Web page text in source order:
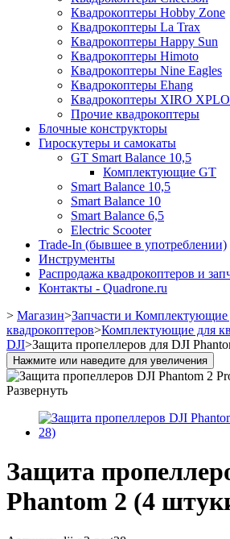
Квадрокоптеры Hobby Zone
Квадрокоптеры La Trax
Квадрокоптеры Happy Sun
Квадрокоптеры Himoto
Квадрокоптеры Nine Eagles
Квадрокоптеры Ehang
Квадрокоптеры XIRO
Прочие квадрокоптеры
Блочные конструкторы
Гироскутеры и самокаты
GT Smart Balance 10,5
Комплектующие GT
Smart Balance 10,5
Smart Balance 10
Smart Balance 6,5
Electric Scooter
Trade-In (бывшее в употреблении)
Инструменты
Распродажа квадрокоптеров и
Контакты - Quadrone.ru
> Магазин>Запчасти и Комплектующие
квадрокоптеров>Комплектующие для
DJI>Защита пропеллеров для DJI
Нажмите или наведите для увеличения
Развернуть
Защита
Phantom 2 (4